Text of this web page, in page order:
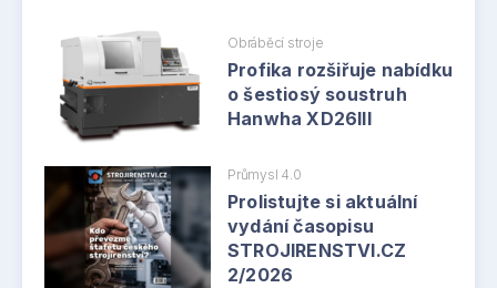
Obráběcí stroje
Profika rozšiřuje nabídku
o šestiosý soustruh
Hanwha XD26III
Průmysl 4.0
Prolistujte si aktuální
vydání časopisu
STROJIRENSTVI.CZ
2/2026